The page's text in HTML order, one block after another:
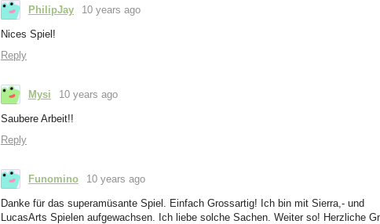
PhilipJay 10 years ago
Nices Spiel!
Reply
Mysi 10 years ago
Saubere Arbeit!!
Reply
Funomino 10 years ago
Danke für das superamüsante Spiel. Einfach Grossartig! Ich bin mit Sierra,- und
LucasArts Spielen aufgewachsen. Ich liebe solche Sachen. Weiter so! Herzliche